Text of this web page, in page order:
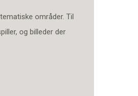
områder. Til
og billeder der